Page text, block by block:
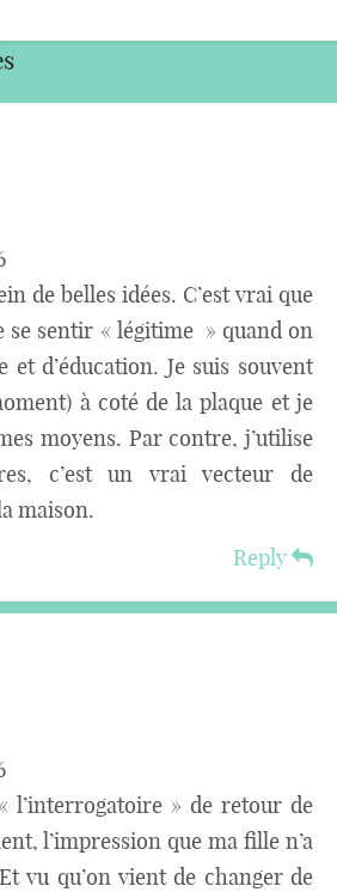
de belles idées. C’est vrai que
se sentir « légitime » quand on
et d’éducation. Je suis souvent
à coté de la plaque et je
moyens. Par contre, j’utilise
c’est un vrai vecteur de
maison.
Reply
l’interrogatoire » de retour de
l’impression que ma fille n’a
vu qu’on vient de changer de